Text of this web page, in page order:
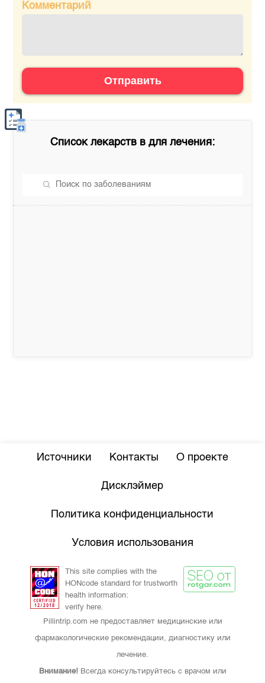
Комментарий
Отправить
Список лекарств в для лечения:
Источники Контакты О проекте
Дисклэймер
Политика конфиденциальности
Условия использования
This site complies with the
HONcode standard for trustworth
health information:
verify here.
Pillintrip.com не предоставляет медицинские или
фармакологические рекомендации, диагностику или
лечение.
Внимание!Всегда консультируйтесь с врачом или